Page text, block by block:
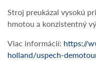
Stroj preukázal vysokú
hmotou a konzistentný
Viac informácií: https://
holland/uspech-